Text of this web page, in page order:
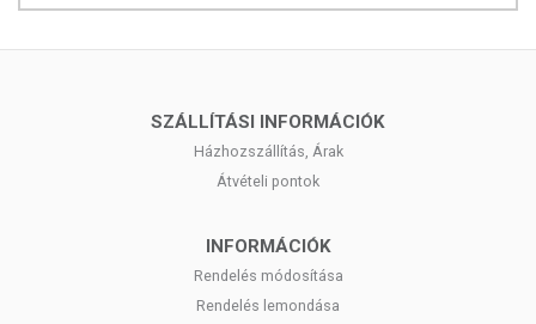
SZÁLLÍTÁSI INFORMÁCIÓK
Házhozszállítás, Árak
Átvételi pontok
INFORMÁCIÓK
Rendelés módosítása
Rendelés lemondása